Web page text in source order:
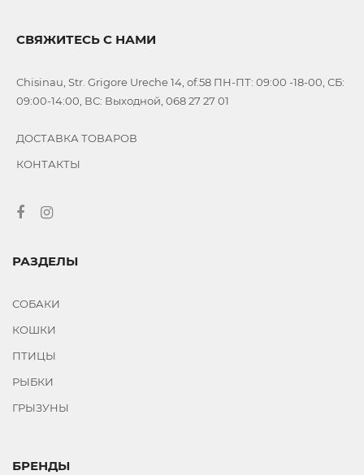
СВЯЖИТЕСЬ С НАМИ
Chisinau, Str. Grigore Ureche 14, of.58 ПН-ПТ: 09:00 -18-00, СБ:
09:00-14:00, ВС: Выходной, 068 27 27 01
ДОСТАВКА ТОВАРОВ
КОНТАКТЫ
РАЗДЕЛЫ
СОБАКИ
КОШКИ
ПТИЦЫ
РЫБКИ
ГРЫЗУНЫ
БРЕНДЫ